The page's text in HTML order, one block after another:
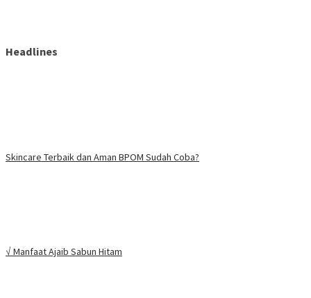
Headlines
Skincare Terbaik dan Aman BPOM Sudah Coba?
√ Manfaat Ajaib Sabun Hitam